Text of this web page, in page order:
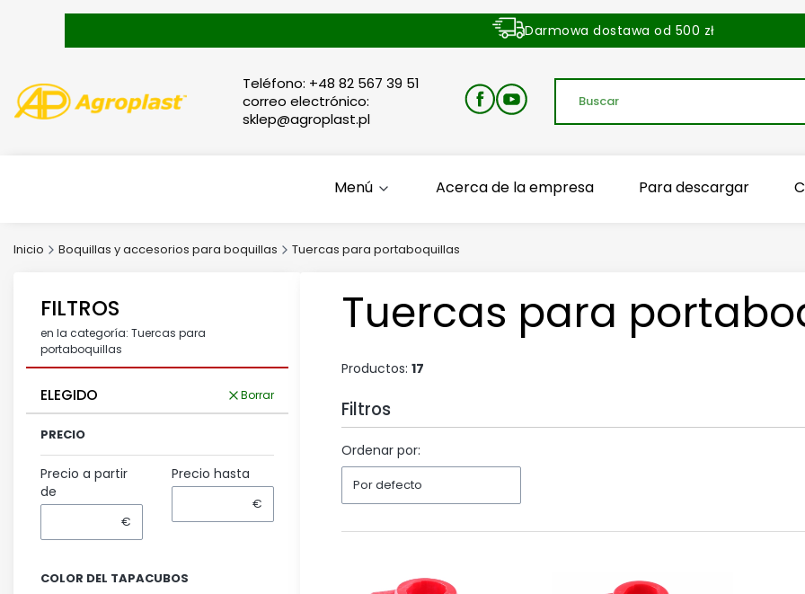
Darmowa dostawa od 500 zł
Teléfono: +48 82 567 39 51
correo electrónico:
sklep@agroplast.pl
Menú Acerca de la empresa Para descargar
Inicio Boquillas y accesorios para boquillas Tuercas para portaboquillas
FILTROS
en la categoría: Tuercas para
portaboquillas
ELEGIDO Borrar
PRECIO
Precio a partir
de
€
Precio hasta
€
COLOR DEL TAPACUBOS
Tuercas para
Productos: 17
Filtros
Fin de los filtros
Ordenar por:
Por defecto